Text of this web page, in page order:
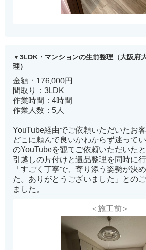
3LDK・マンションの生前整理（大阪府
理）
金額：176,000円
間取り：3LDK
作業時間：4時間
作業人数：5人
YouTube経由でご依頼いただいたお客
どこに頼んで良いかわからず迷って
のYouTubeを観てご依頼いただいたと
引越しの片付けと遺品整理を同時に行
「すごく丁寧で、寄り添う姿勢が決
た。ありがとうございました」との
ました。
＜施工前＞